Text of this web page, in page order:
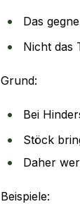
Das
Nicht das
Grund:
Bei
Stöck
Daher
Beispiele: